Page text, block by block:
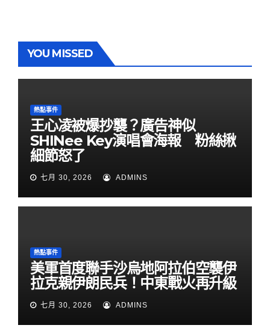
YOU MISSED
熱點事件
王心凌被爆抄襲？廣告神似
SHINee Key演唱會海報 粉絲揪
細節怒了
七月 30, 2026 ADMINS
熱點事件
美軍首度聯手沙烏地阿拉伯空襲伊
拉克親伊朗民兵！中東戰火再升級
七月 30, 2026 ADMINS